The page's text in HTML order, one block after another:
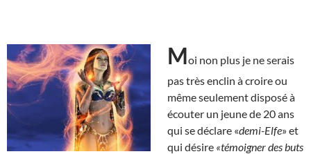
Moi non plus je ne serais
pas très enclin à croire ou
même seulement disposé à
écouter un jeune de 20 ans
qui se déclare «demi-Elfe» et
qui désire «témoigner des buts